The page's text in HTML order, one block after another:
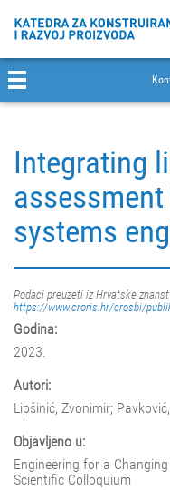
Integrating
systems
Podaci preuzeti iz Hrvatske
https://www.croris.hr/crosbi/
Godina:
2023.
Autori:
Lipšinić, Zvonimir;
Objavljeno u:
Engineering for a
Scientific Colloquium